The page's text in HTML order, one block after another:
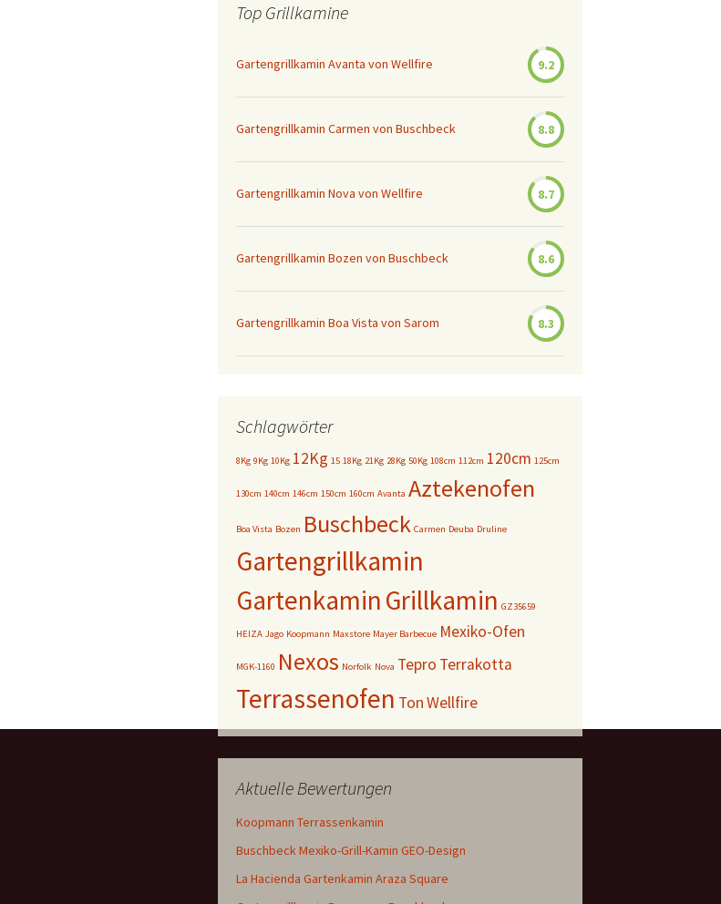
Top Grillkamine
Gartengrillkamin Avanta von Wellfire 9.2
Gartengrillkamin Carmen von Buschbeck 8.8
Gartengrillkamin Nova von Wellfire 8.7
Gartengrillkamin Bozen von Buschbeck 8.6
Gartengrillkamin Boa Vista von Sarom 8.3
Schlagwörter
8Kg 9Kg 10Kg 12Kg 15 18Kg 21Kg 28Kg 50Kg 108cm 112cm 120cm 125cm
130cm 140cm 146cm 150cm 160cm Avanta Aztekenofen
Boa Vista Bozen Buschbeck Carmen Deuba Druline
Gartengrillkamin
GartenkaminGrillkamin GZ35659
HEIZA Jago Koopmann Maxstore Mayer Barbecue Mexiko-Ofen
MGK-1160 Nexos Norfolk Nova Tepro Terrakotta
Terrassenofen TonWellfire
Aktuelle Bewertungen
Koopmann Terrassenkamin
Buschbeck Mexiko-Grill-Kamin GEO-Design
La Hacienda Gartenkamin Araza Square